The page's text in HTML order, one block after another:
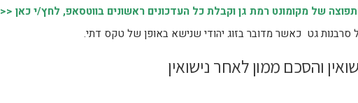
של מקומונט רמת גן וקבלת כל העדכונים ראשונים בווטסאפ, לחץ/י כאן <<
סרבנות גט כאשר מדובר בזוג יהודי שנישא באופן של טקס דתי.
והסכם ממון לאחר נישואין